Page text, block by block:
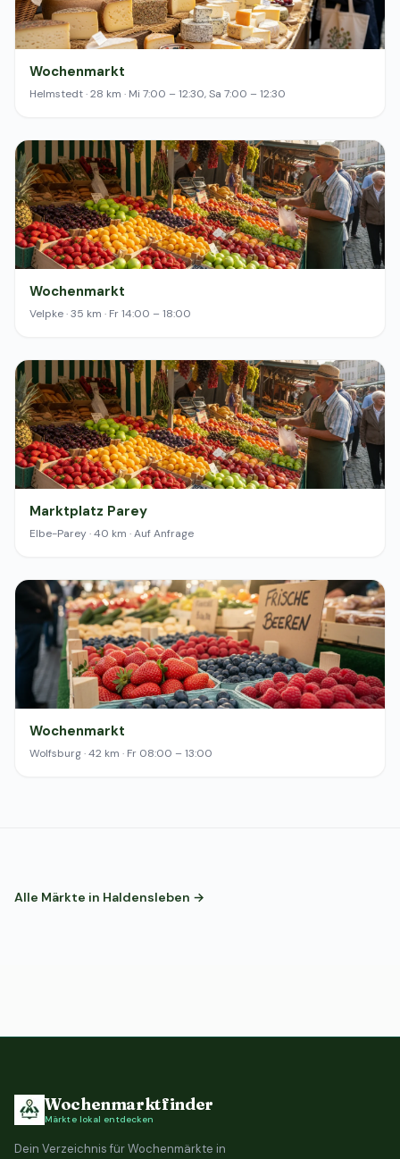
Wochenmarkt
Helmstedt · 28 km · Mi 7:00 – 12:30, Sa 7:00 – 12:30
Wochenmarkt
Velpke · 35 km · Fr 14:00 – 18:00
Marktplatz Parey
Elbe-Parey · 40 km · Auf Anfrage
Wochenmarkt
Wolfsburg · 42 km · Fr 08:00 – 13:00
Alle Märkte in Haldensleben →
Wochenmarktfinder
Märkte lokal entdecken
Dein Verzeichnis für Wochenmärkte in